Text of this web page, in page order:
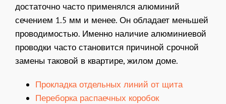
достаточно часто применялся алюминий
сечением 1.5 мм и менее. Он обладает меньшей
проводимостью. Именно наличие алюминиевой
проводки часто становится причиной срочной
замены таковой в квартире, жилом доме.
Прокладка отдельных линий от щита
Переборка распаечных коробок